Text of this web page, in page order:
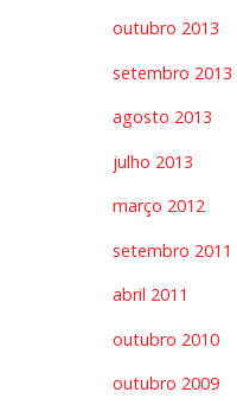
outubro 2013
setembro 2013
agosto 2013
julho 2013
março 2012
setembro 2011
abril 2011
outubro 2010
outubro 2009